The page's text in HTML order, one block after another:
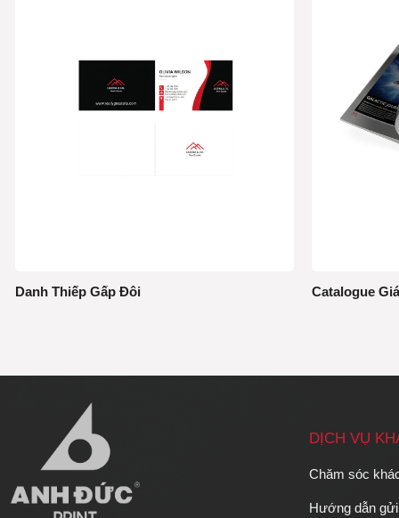
Danh Thiếp Gấp Đôi Catalogue
DỊCH VỤ
Chăm sóc
Hướng dẫn